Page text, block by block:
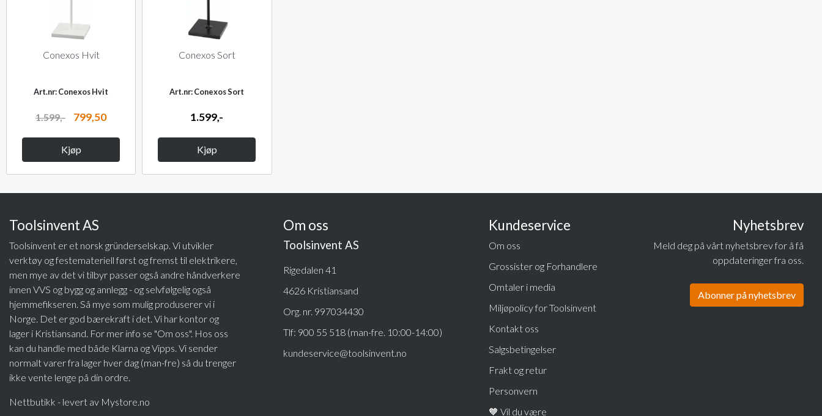
Conexos Hvit
Art.nr: Conexos Hvit
1.599,- 799,50
Kjøp
Conexos Sort
Art.nr: Conexos Sort
1.599,-
Kjøp
Toolsinvent AS
Toolsinvent er et norsk gründerselskap. Vi utvikler
verktøy og festemateriell først og fremst til elektrikere,
men mye av det vi tilbyr passer også andre håndverkere
innen VVS og bygg og annlegg - og selvfølgelig også
hjemmefikseren. Så mye som mulig produserer vi i
Norge. Det er god bærekraft i det. Vi har kontor og
lager i Kristiansand. For mer info se "Om oss". Hos oss
kan du handle med både Klarna og Vipps. Vi sender
normalt varer fra lager hver dag (man-fre) så du trenger
ikke vente lenge på din ordre.
Nettbutikk - levert av Mystore.no
Om oss
Toolsinvent AS
Rigedalen 41
4626 Kristiansand
Org. nr. 997034430
Tlf: 900 55 518 (man-fre. 10:00-14:00)
kundeservice@toolsinvent.no
Kundeservice
Om oss
Grossister og Forhandlere
Omtaler i media
Miljøpolicy for Toolsinvent
Kontakt oss
Salgsbetingelser
Frakt og retur
Personvern
🧡 Vil du være
Nyhetsbrev
Meld deg på vårt nyhetsbrev for å få
oppdateringer fra oss.
Abonner på nyhetsbrev